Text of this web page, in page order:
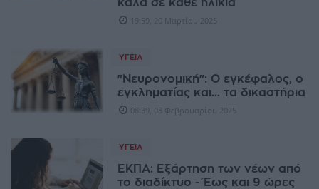
καλά σε κάθε ηλικία
19:59, 20 Μαρτίου 2025
ΥΓΕΊΑ
"Νευρονομική": Ο εγκέφαλος, ο
εγκληματίας και... τα δικαστήρια
08:39, 08 Φεβρουαρίου 2025
ΥΓΕΊΑ
ΕΚΠΑ: Εξάρτηση των νέων από
το διαδίκτυο - Έως και 9 ώρες